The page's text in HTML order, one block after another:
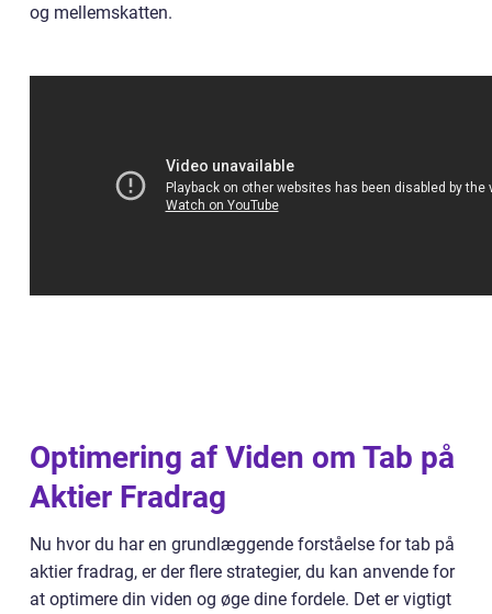
og mellemskatten.
Optimering af Viden om Tab på
Aktier Fradrag
Nu hvor du har en grundlæggende forståelse for tab på
aktier fradrag, er der flere strategier, du kan anvende for
at optimere din viden og øge dine fordele. Det er vigtigt